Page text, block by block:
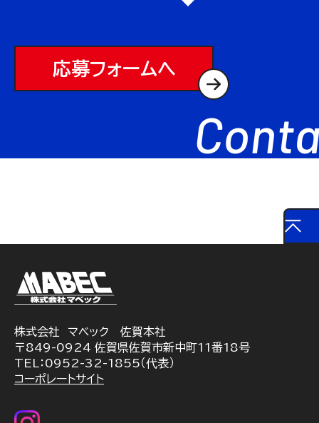
応募フォームへ
株式会社 マベック 佐賀本社
〒849-0924 佐賀県佐賀市新中町11番18号
TEL：0952-32-1855（代表）
コーポレートサイト